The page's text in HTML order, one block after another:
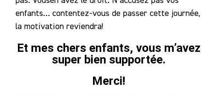
enfants… contentez-vous de passer cette journée,
la motivation reviendra!
Et mes chers enfants, vous m’avez
super bien supportée.
Merci!